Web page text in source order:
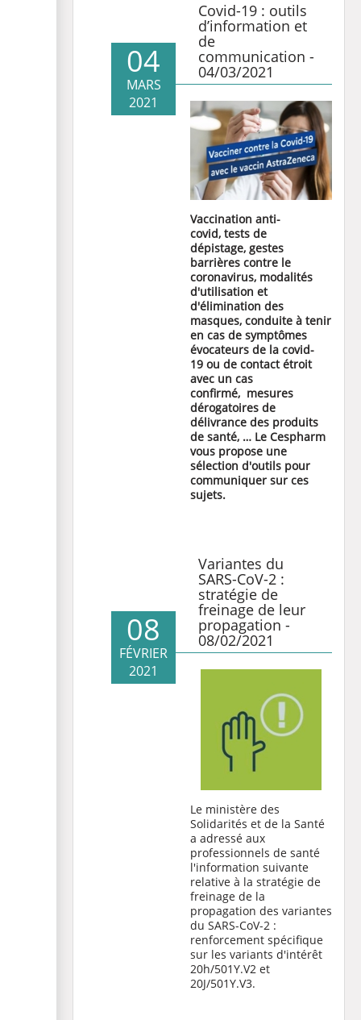
Covid-19 : outils
d’information et
de
communication -
04/03/2021
04
MARS
2021
Vaccination anti-
covid, tests de
dépistage, gestes
barrières contre le
coronavirus, modalités
d'utilisation et
d'élimination des
masques, conduite à tenir
en cas de symptômes
évocateurs de la covid-
19 ou de contact étroit
avec un cas
confirmé, mesures
dérogatoires de
délivrance des produits
de santé, … Le Cespharm
vous propose une
sélection d'outils pour
communiquer sur ces
sujets.
Variantes du
SARS-CoV-2 :
stratégie de
freinage de leur
propagation -
08/02/2021
08
FÉVRIER
2021
Le ministère des
Solidarités et de la Santé
a adressé aux
professionnels de santé
l'information suivante
relative à la stratégie de
freinage de la
propagation des variantes
du SARS-CoV-2 :
renforcement spécifique
sur les variants d'intérêt
20h/501Y.V2 et
20J/501Y.V3.